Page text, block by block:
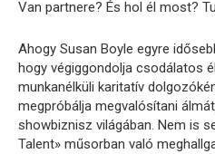
Van partnere? És hol él most?
Ahogy Susan Boyle egyre
hogy végiggondolja csodálatos
munkanélküli karitatív
megpróbálja megvalósítani
showbiznisz világában. Nem is
Talent» műsorban való